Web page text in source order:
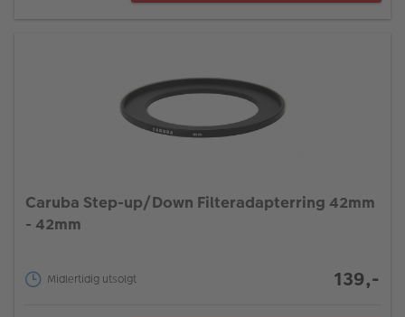
Caruba Step-up/Down Filteradapterring 42mm
- 42mm
Midlertidig utsolgt 139,-